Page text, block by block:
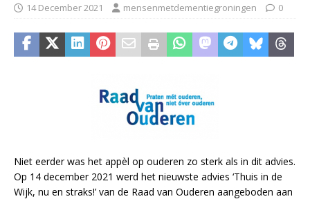
14 December 2021 mensenmetdementiegroningen 0
Niet eerder was het appèl op ouderen zo sterk als in dit advies.
Op 14 december 2021 werd het nieuwste advies ‘Thuis in de
Wijk, nu en straks!’ van de Raad van Ouderen aangeboden aan